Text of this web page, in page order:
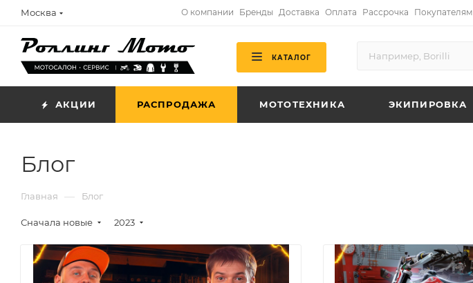
Москва О компании Бренды Доставка Оплата Рассрочка Покупателям
КАТАЛОГ
АКЦИИ РАСПРОДАЖА МОТОТЕХНИКА ЭКИПИРОВКА
Блог
Главная — Блог
Сначала новые 2023